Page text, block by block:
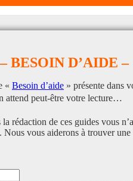
– BESOIN D’AIDE –
« Besoin d’aide » présente dans
attend peut-être votre lecture…
rédaction de ces guides vous
vous aiderons à trouver